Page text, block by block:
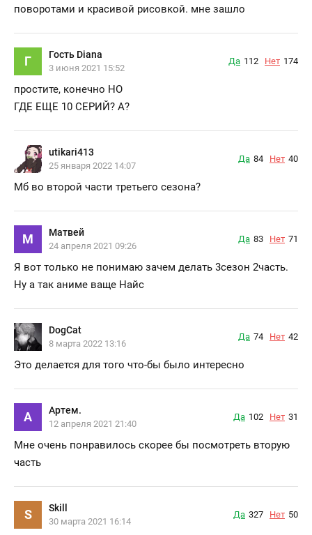
поворотами и красивой рисовкой. мне зашло
Г Гость Diana
3 июня 2021 15:52
Да 112 Нет 174
простите, конечно НО
ГДЕ ЕЩЕ 10 СЕРИЙ? A?
utikari413
25 января 2022 14:07
Да 84 Нет 40
Мб во второй части третьего сезона?
М Матвей
24 апреля 2021 09:26
Да 83 Нет 71
Я вот только не понимаю зачем делать 3сезон 2часть.
Ну а так аниме ваще Найс
DogCat
8 марта 2022 13:16
Да 74 Нет 42
Это делается для того что-бы было интересно
А Артем.
12 апреля 2021 21:40
Да 102 Нет 31
Мне очень понравилось скорее бы посмотреть вторую
часть
S Skill
30 марта 2021 16:14
Да 327 Нет 50